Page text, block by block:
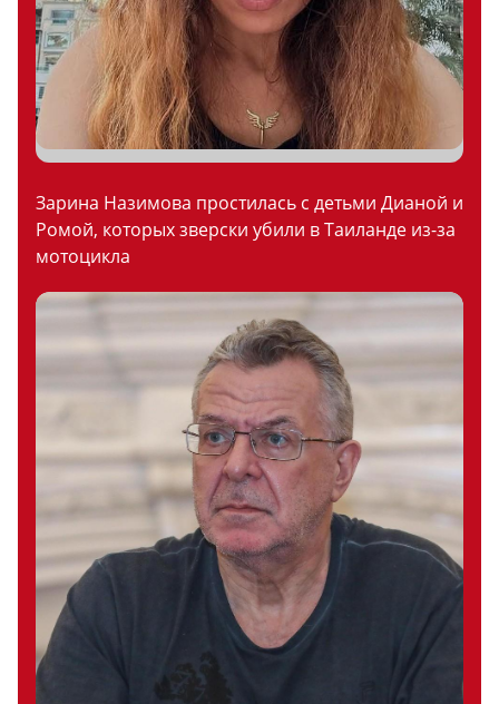
Зарина Назимова простилась с детьми Дианой и
Ромой, которых зверски убили в Таиланде из-за
мотоцикла